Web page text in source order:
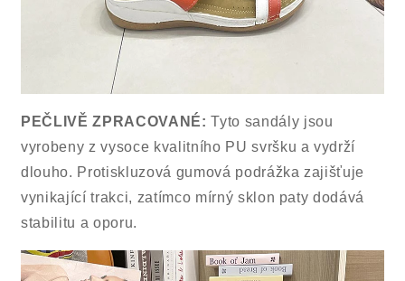
PEČLIVĚ ZPRACOVANÉ: Tyto sandály jsou
vyrobeny z vysoce kvalitního PU svršku a vydrží
dlouho. Protiskluzová gumová podrážka zajišťuje
vynikající trakci, zatímco mírný sklon paty dodává
stabilitu a oporu.